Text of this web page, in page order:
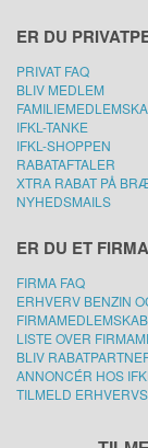
ER DU
PRIVAT FAQ
BLIV MEDLEM
IFKL-TANKE
IFKL-SHOPPEN
RABATAFTALER
XTRA RABAT PÅ
NYHEDSMAILS
ER DU ET
FIRMA FAQ
ERHVERV BENZIN
FIRMAMEDLEMSKAB
LISTE OVER
BLIV
ANNONCÉR HOS IFKL
TILMELD